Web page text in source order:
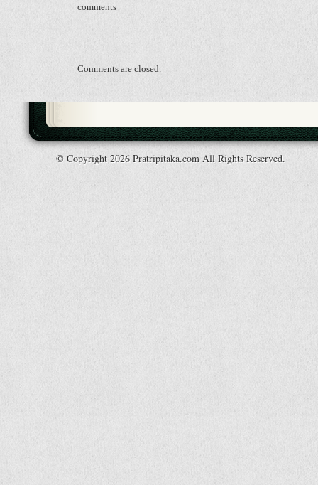
comments
Comments are closed.
© Copyright 2026 Pratripitaka.com All Rights Reserved.